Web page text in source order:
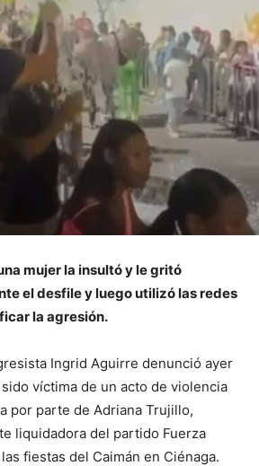
mujer la insultó y le gritó
el desfile y luego utilizó las redes
la agresión.
Ingrid Aguirre denunció ayer
víctima de un acto de violencia
por parte de Adriana Trujillo,
liquidadora del partido Fuerza
fiestas del Caimán en Ciénaga.